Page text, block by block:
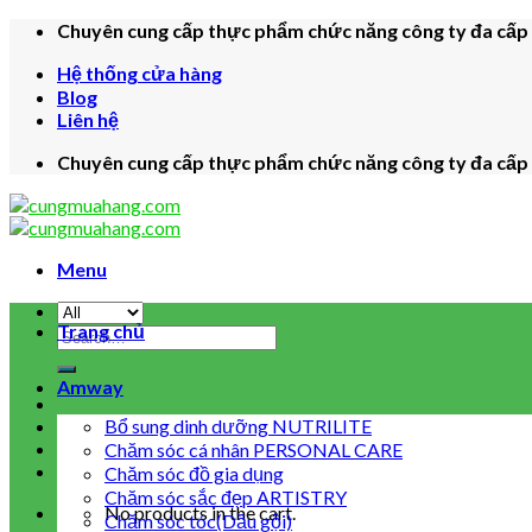
Skip
content
Chuyên cung cấp thực phẩm chức năng công ty đa cấp
Hệ thống cửa hàng
Blog
Liên hệ
Chuyên cung cấp thực phẩm chức năng công ty đa cấp
Menu
Search
for:
No products in the cart.
Trang chủ
Amway
Bổ sung dinh dưỡng NUTRILITE
Chăm sóc cá nhân PERSONAL CARE
Chăm sóc đồ gia dụng
Chăm sóc sắc đẹp ARTISTRY
Chăm sóc tóc(Dầu gội)